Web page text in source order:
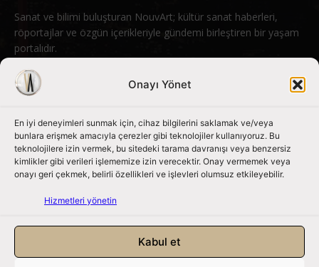
Onayı Yönet
En iyi deneyimleri sunmak için, cihaz bilgilerini saklamak ve/veya
bunlara erişmek amacıyla çerezler gibi teknolojiler kullanıyoruz. Bu
teknolojilere izin vermek, bu sitedeki tarama davranışı veya benzersiz
kimlikler gibi verileri işlememize izin verecektir. Onay vermemek veya
onayı geri çekmek, belirli özellikleri ve işlevleri olumsuz etkileyebilir.
Hizmetleri yönetin
Kabul et
Sanat ve bilimi buluşturan NouvArt; kültür sanat haberleri,
röportajlar ve özgün içerikleriyle gündemi birleştiren bir yaşam
portalıdır.
Bizimle iletişime geçin: info@nouvart.net
Bizi Takip Edin